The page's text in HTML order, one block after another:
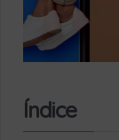
Índice